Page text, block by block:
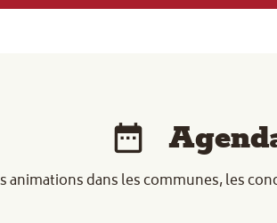
animations dans les communes, les